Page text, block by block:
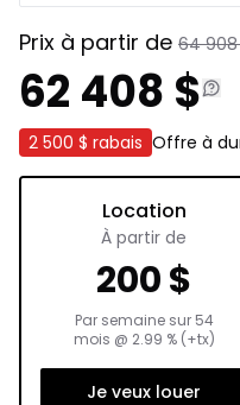
Prix à partir de 64
62 408 $
2 500 $ rabais Offre à
Location
À partir de
200$
Par semaine sur 54
mois @ 2.99 % (+tx)
Je veux louer